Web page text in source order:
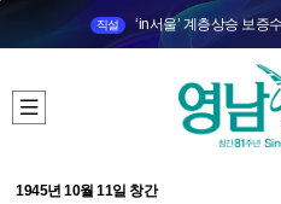
직설 ‘in서울’ 계층상승 보증
1945년 10월 11일 창간